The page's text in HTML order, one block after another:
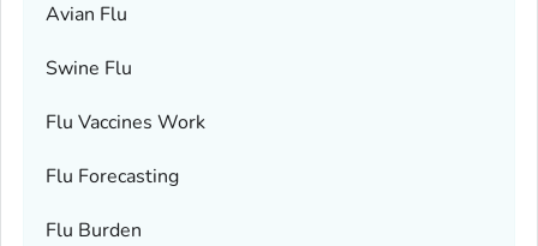
Avian Flu
Swine Flu
Flu Vaccines Work
Flu Forecasting
Flu Burden